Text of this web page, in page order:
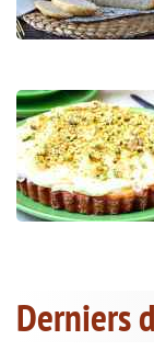
Derniers